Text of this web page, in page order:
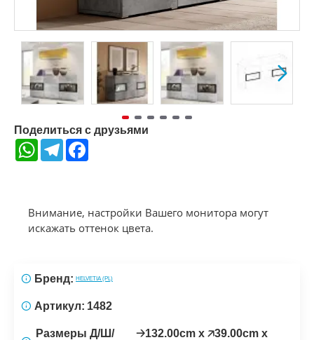
Поделиться с друзьями
WhatsAppTelegram
Внимание, настройки Вашего монитора могут
искажать оттенок цвета.
Бренд: HELVETIA (PL)
Артикул: 1482
Размеры Д/Ш/
🡢132.00cm x 🡥39.00cm x